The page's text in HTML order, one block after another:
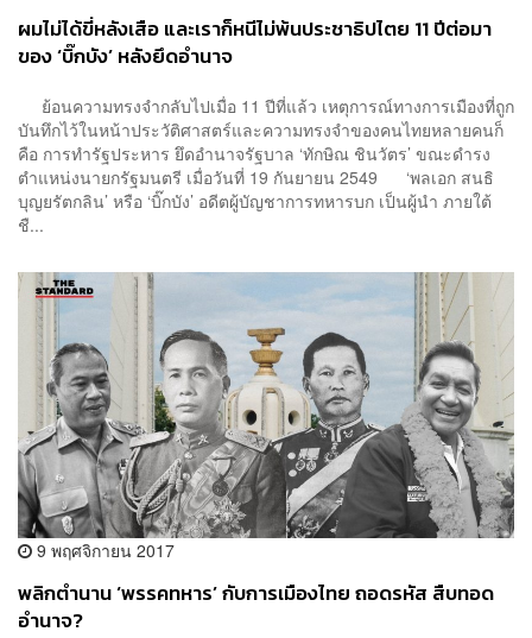
ผมไม่ได้ขี่หลังเสือ และเราก็หนีไม่พ้นประชาธิปไตย 11 ปีต่อมา
ของ ‘บิ๊กบัง’ หลังยึดอำนาจ
ย้อนความทรงจำกลับไปเมื่อ 11 ปีที่แล้ว เหตุการณ์ทางการเมืองที่ถูก
บันทึกไว้ในหน้าประวัติศาสตร์และความทรงจำของคนไทยหลายคนก็
คือ การทำรัฐประหาร ยึดอำนาจรัฐบาล ‘ทักษิณ ชินวัตร’ ขณะดำรง
ตำแหน่งนายกรัฐมนตรี เมื่อวันที่ 19 กันยายน 2549 ‘พลเอก สนธิ
บุญยรัตกลิน’ หรือ ‘บิ๊กบัง’ อดีตผู้บัญชาการทหารบก เป็นผู้นำ ภายใต้
ชื...
9 พฤศจิกายน 2017
พลิกตำนาน ‘พรรคทหาร’ กับการเมืองไทย ถอดรหัส สืบทอด
อำนาจ?